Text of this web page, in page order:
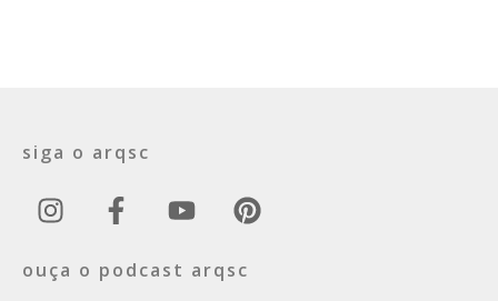
siga o arqsc
ouça o podcast arqsc